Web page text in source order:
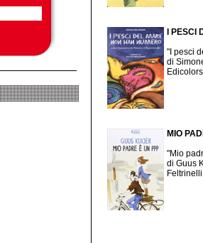
I
"I pesci
di
Edicolors
MIO
"Mio
di Guus